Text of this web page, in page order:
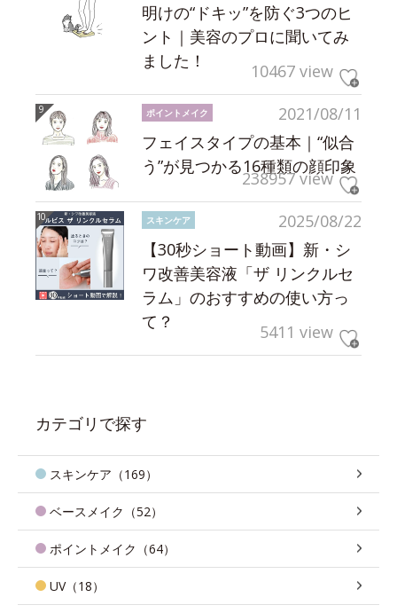
明けの“ドキッ”を防ぐ3つのヒ
ント｜美容のプロに聞いてみ
ました！
10467 view
2021/08/11
ポイントメイク
フェイスタイプの基本｜“似合
う”が見つかる16種類の顔印象
238957 view
2025/08/22
スキンケア
【30秒ショート動画】新・シ
ワ改善美容液「ザ リンクルセ
ラム」のおすすめの使い方っ
て？
5411 view
カテゴリで探す
スキンケア（169）
ベースメイク（52）
ポイントメイク（64）
UV（18）